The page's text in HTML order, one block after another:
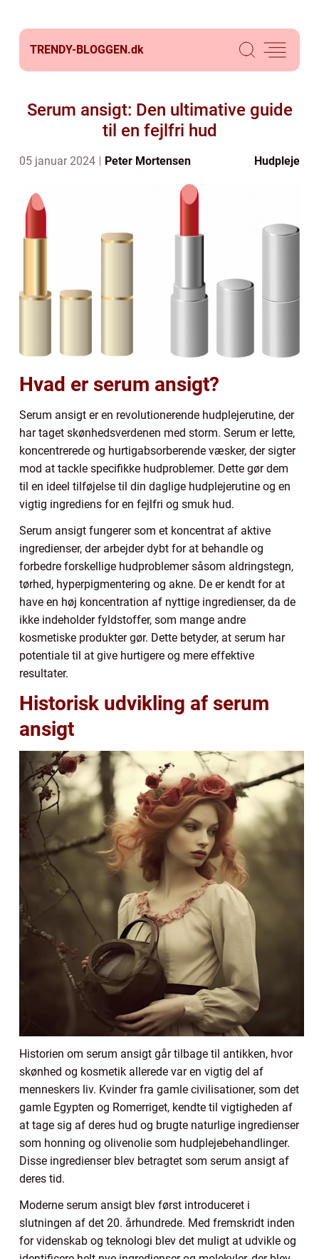
TRENDY-BLOGGEN.dk
Serum ansigt: Den ultimative guide
til en fejlfri hud
05 januar 2024 Peter Mortensen Hudpleje
Hvad er serum ansigt?
Serum ansigt er en revolutionerende hudplejerutine, der
har taget skønhedsverdenen med storm. Serum er lette,
koncentrerede og hurtigabsorberende væsker, der sigter
mod at tackle specifikke hudproblemer. Dette gør dem
til en ideel tilføjelse til din daglige hudplejerutine og en
vigtig ingrediens for en fejlfri og smuk hud.
Serum ansigt fungerer som et koncentrat af aktive
ingredienser, der arbejder dybt for at behandle og
forbedre forskellige hudproblemer såsom aldringstegn,
tørhed, hyperpigmentering og akne. De er kendt for at
have en høj koncentration af nyttige ingredienser, da de
ikke indeholder fyldstoffer, som mange andre
kosmetiske produkter gør. Dette betyder, at serum har
potentiale til at give hurtigere og mere effektive
resultater.
Historisk udvikling af serum
ansigt
Historien om serum ansigt går tilbage til antikken, hvor
skønhed og kosmetik allerede var en vigtig del af
menneskers liv. Kvinder fra gamle civilisationer, som det
gamle Egypten og Romerriget, kendte til vigtigheden af
at tage sig af deres hud og brugte naturlige ingredienser
som honning og olivenolie som hudplejebehandlinger.
Disse ingredienser blev betragtet som serum ansigt af
deres tid.
Moderne serum ansigt blev først introduceret i
slutningen af det 20. århundrede. Med fremskridt inden
for videnskab og teknologi blev det muligt at udvikle og